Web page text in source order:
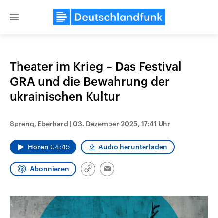
Close
Landtagswahl Sachsen-Anhalt
2026
September 2026 einen neuen
Landtag. Seit 2021 wird das
Bundesland von einer Koalition aus
gehören die Vereinigten
den mächtigsten Ländern
mit großem Einfluss auf
Theater im Krieg – Das Festival
GRA und die Bewahrung der
ukrainischen Kultur
Spreng, Eberhard | 03. Dezember 2025, 17:41 Uhr
Hören 04:45 Audio herunterladen
Abonnieren
Link
Email